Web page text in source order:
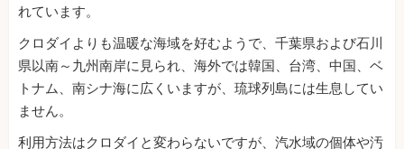
れています。
クロダイよりも温暖な海域を好むようで、千葉県および石川
県以南～九州南岸に見られ、海外では韓国、台湾、中国、ベ
トナム、南シナ海に広くいますが、琉球列島には生息してい
ません。
利用方法はクロダイと変わらないですが、汽水域の個体や汚